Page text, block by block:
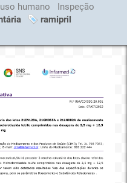
humano
Inspeção
ramipril